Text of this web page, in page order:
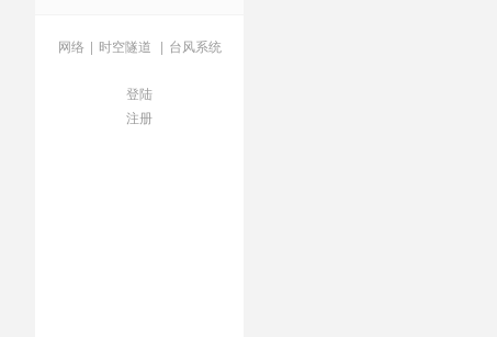
网络 | 时空隧道 | 台风系统
登陆
注册